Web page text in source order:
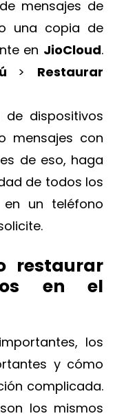
mensajes de
una copia de
en JioCloud.
> Restaurar
dispositivos
mensajes con
de eso, haga
de todos los
en un teléfono
restaurar
en el
los
y cómo
complicada.
los mismos